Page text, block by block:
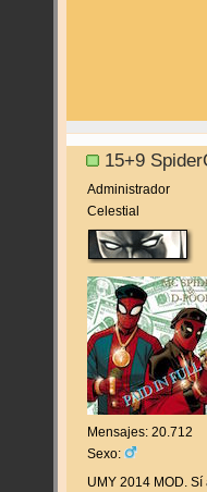
15+9
Administrador
Celestial
Mensajes: 20.712
Sexo:
UMY 2014 MOD. Sí